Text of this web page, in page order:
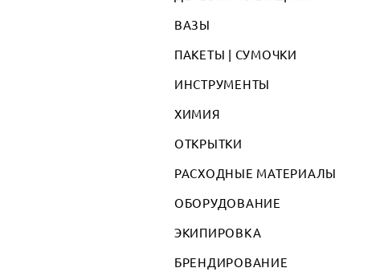
ВАЗЫ
ПАКЕТЫ | СУМОЧКИ
ИНСТРУМЕНТЫ
ХИМИЯ
ОТКРЫТКИ
РАСХОДНЫЕ МАТЕРИАЛЫ
ОБОРУДОВАНИЕ
ЭКИПИРОВКА
БРЕНДИРОВАНИЕ